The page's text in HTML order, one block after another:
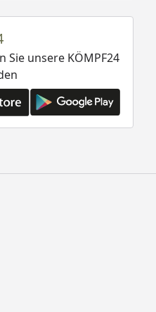
Sie unsere KÖMPF24